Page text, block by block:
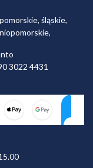
śląskie,
3022 4431